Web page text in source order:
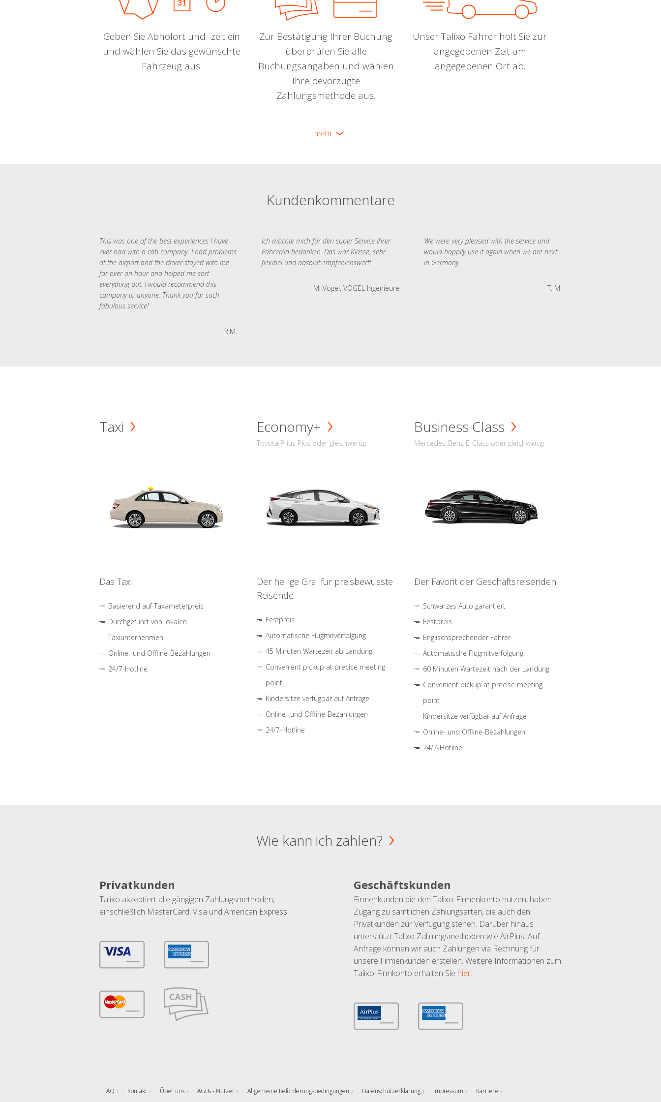
Geben Sie Abholort und -zeit ein
und wählen Sie das gewünschte
Fahrzeug aus.
Zur Bestätigung Ihrer Buchung
überprüfen Sie alle
Buchungsangaben und wählen
Ihre bevorzugte
Zahlungsmethode aus.
Unser Talixo Fahrer holt Sie zur
angegebenen Zeit am
angegebenen Ort ab.
mehr
Kundenkommentare
This was one of the best experiences I have
ever had with a cab company. I had problems
at the airport and the driver stayed with me
for over an hour and helped me sort
everything out. I would recommend this
company to anyone. Thank you for such
fabulous service!
R.M.
Ich möchte mich für den super Service Ihrer
Fahrer/in bedanken. Das war Klasse, sehr
flexibel und absolut empfehlenswert!
M. Vogel, VOGEL Ingenieure
We were very pleased with the service and
would happily use it again when we are next
in Germany.
T. M.
Taxi
Das Taxi
Basierend auf Taxameterpreis
Durchgeführt von lokalen
Taxiunternehmen
Online- und Offline-Bezahlungen
24/7-Hotline
Economy+
Toyota Prius Plus oder gleichwertig
Der heilige Gral für preisbewusste
Reisende
Festpreis
Automatische Flugmitverfolgung
45 Minuten Wartezeit ab Landung
Convenient pickup at precise meeting
point
Kindersitze verfügbar auf Anfrage
Online- und Offline-Bezahlungen
24/7-Hotline
Business Class
Mercedes-Benz E-Class oder gleichwärtig
Der Favorit der Geschäftsreisenden
Schwarzes Auto garantiert
Festpreis
Englischsprechender Fahrer
Automatische Flugmitverfolgung
60 Minuten Wartezeit nach der Landung
Convenient pickup at precise meeting
point
Kindersitze verfügbar auf Anfrage
Online- und Offline-Bezahlungen
24/7-Hotline
Wie kann ich zahlen?
Privatkunden
Talixo akzeptiert alle gängigen Zahlungsmethoden,
einschließlich MasterCard, Visa und American Express.
Geschäftskunden
Firmenkunden die den Talixo-Firmenkonto nutzen, haben
Zugang zu sämtlichen Zahlungsarten, die auch den
Privatkunden zur Verfügung stehen. Darüber hinaus
unterstützt Talixo Zahlungsmethoden wie AirPlus. Auf
Anfrage können wir auch Zahlungen via Rechnung für
unsere Firmenkunden erstellen. Weitere Informationen zum
Talixo-Firmkonto erhalten Sie hier.
FAQ Kontakt Über uns AGBs - Nutzer Allgemeine Beförderungsbedingungen Datenschutzerklärung Impressum Karriere